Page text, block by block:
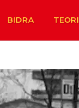
BIDRA TEORI